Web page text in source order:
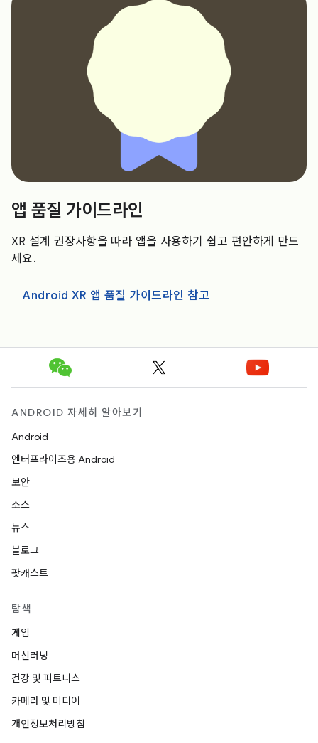
앱 품질 가이드라인
XR 설계 권장사항을 따라 앱을 사용하기 쉽고 편안하게 만드
세요.
Android XR 앱 품질 가이드라인 참고
ANDROID 자세히 알아보기
Android
엔터프라이즈용 Android
보안
소스
뉴스
블로그
팟캐스트
탐색
게임
머신러닝
건강 및 피트니스
카메라 및 미디어
개인정보처리방침